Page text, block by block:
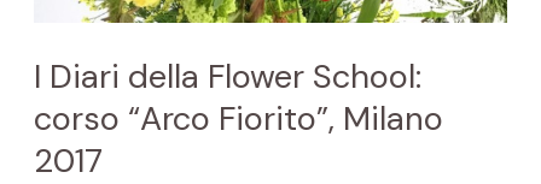
I Diari della Flower School:
corso “Arco Fiorito”, Milano
2017